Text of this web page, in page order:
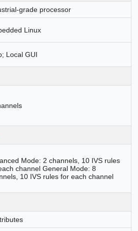
grade processor
Linux
Local GUI
Mode: 2 channels, 10 IVS rules
channel General Mode: 8
10 IVS rules for each channel